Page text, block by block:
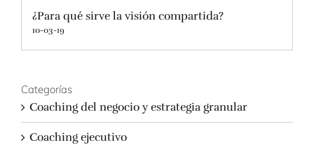
¿Para qué sirve la visión compartida?
10-03-19
Categorías
Coaching del negocio y estrategia granular
Coaching ejecutivo